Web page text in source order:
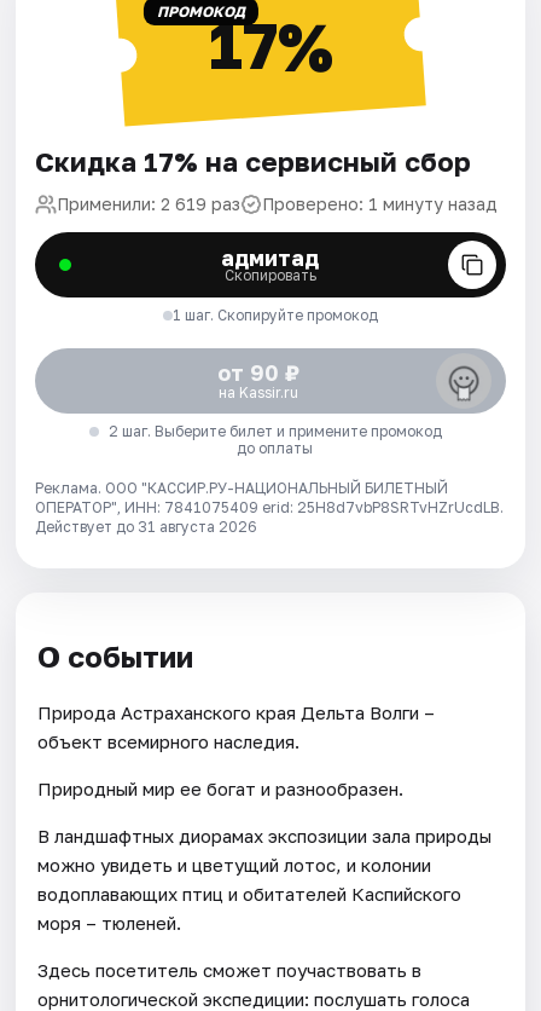
ПРОМОКОД17%
Скидка 17% на сервисный сбор
Применили: 2 619 раз Проверено: 1 минуту назад
адмитад
Скопировать
1 шаг. Скопируйте промокод
от 90 ₽
на Kassir.ru
2 шаг. Выберите билет и примените промокод
до оплаты
Реклама. ООО "КАССИР.РУ-НАЦИОНАЛЬНЫЙ БИЛЕТНЫЙ
ОПЕРАТОР", ИНН: 7841075409 erid: 25H8d7vbP8SRTvHZrUcdLB.
Действует до 31 августа 2026
О событии
Природа Астраханского края Дельта Волги –
объект всемирного наследия.
Природный мир ее богат и разнообразен.
В ландшафтных диорамах экспозиции зала природы
можно увидеть и цветущий лотос, и колонии
водоплавающих птиц и обитателей Каспийского
моря – тюленей.
Здесь посетитель сможет поучаствовать в
орнитологической экспедиции: послушать голоса